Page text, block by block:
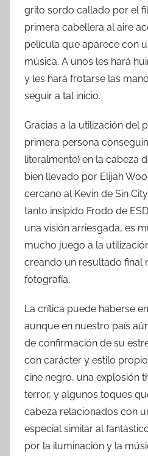
grito sordo callado por el
primera cabellera al aire
película que aparece con
música. A unos les hará
y les hará frotarse las
seguir a tal inicio.
Gracias a la utilización del
primera persona
literalmente) en la cabeza
bien llevado por Elijah
cercano al Kevin de Sin
tanto insípido Frodo de
una visión arriesgada, es
mucho juego a la
creando un resultado final
fotografía.
La crítica puede haberse
aunque en nuestro país
de confirmación de su
con carácter y estilo
cine negro, una explosión
terror, y algunos toques
cabeza relacionados con
especial similar al
por la iluminación y la